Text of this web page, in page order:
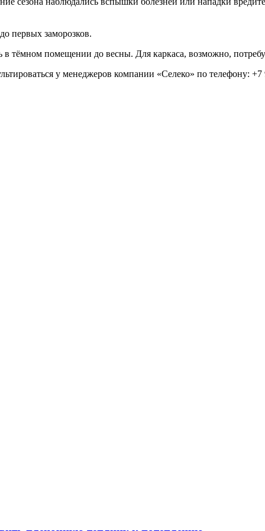
первых заморозков.
тёмном помещении до весны. Для каркаса, возможно,
у менеджеров компании «Селеко» по телефону: